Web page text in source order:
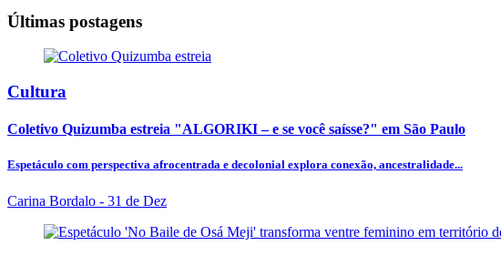
Últimas postagens
Cultura
Coletivo Quizumba estreia "ALGORIKI – e se você saísse?" em São Paulo
Espetáculo com perspectiva afrocentrada e decolonial explora conexão, ancestralidade...
Carina Bordalo - 31 de Dez